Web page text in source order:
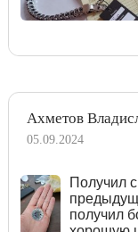
Ахметов
05.09.2024
Получил
получил